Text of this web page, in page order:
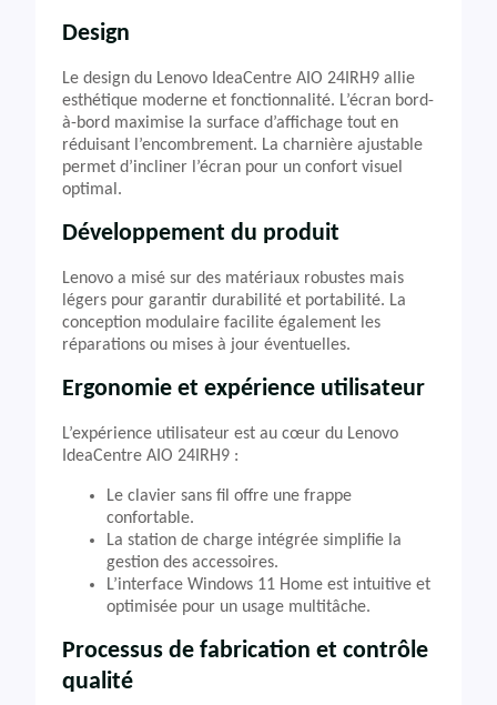
Design
Le design du Lenovo IdeaCentre AIO 24IRH9 allie
esthétique moderne et fonctionnalité. L’écran bord-
à-bord maximise la surface d’affichage tout en
réduisant l’encombrement. La charnière ajustable
permet d’incliner l’écran pour un confort visuel
optimal.
Développement du produit
Lenovo a misé sur des matériaux robustes mais
légers pour garantir durabilité et portabilité. La
conception modulaire facilite également les
réparations ou mises à jour éventuelles.
Ergonomie et expérience utilisateur
L’expérience utilisateur est au cœur du Lenovo
IdeaCentre AIO 24IRH9 :
Le clavier sans fil offre une frappe
confortable.
La station de charge intégrée simplifie la
gestion des accessoires.
L’interface Windows 11 Home est intuitive et
optimisée pour un usage multitâche.
Processus de fabrication et contrôle
qualité